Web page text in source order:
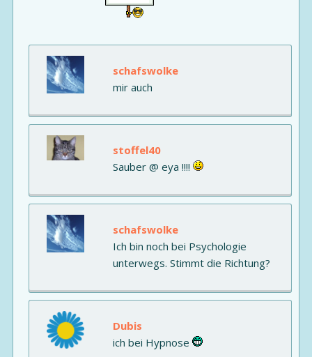
schafswolke
mir auch
stoffel40
Sauber @ eya !!!!
schafswolke
Ich bin noch bei Psychologie
unterwegs. Stimmt die Richtung?
Dubis
ich bei Hypnose